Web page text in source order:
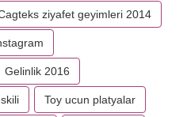
ziyafet geyimleri 2014
Gelinlik 2016
Toy ucun platyalar